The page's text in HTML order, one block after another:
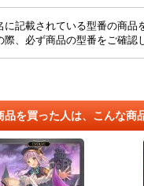
記載されている型番の商品
際、必ず商品の型番をご確認
品を買った人は、こんな商